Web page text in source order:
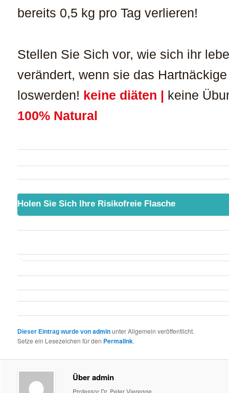
bereits 0,5 kg pro Tag verlieren!
Stellen Sie Sich vor, wie sich ihr
verändert, wenn sie das
loswerden! keine diäten | keine
100% Natural
Holen Sie Sich Ihre Risikofreie Flasche
Dieser Eintrag wurde vonadminunter Allgemein veröffentlicht.
Setze ein Lesezeichen für den Permalink.
Über admin
Professor Dr. Peter Vieregge